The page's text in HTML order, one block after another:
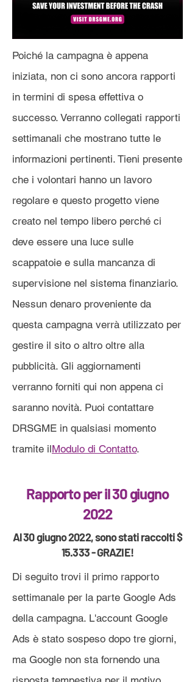
Poiché la campagna è appena
iniziata, non ci sono ancora rapporti
in termini di spesa effettiva o
successo. Verranno collegati rapporti
settimanali che mostrano tutte le
informazioni pertinenti. Tieni presente
che i volontari hanno un lavoro
regolare e questo progetto viene
creato nel tempo libero perché ci
deve essere una luce sulle
scappatoie e sulla mancanza di
supervisione nel sistema finanziario.
Nessun denaro proveniente da
questa campagna verrà utilizzato per
gestire il sito o altro oltre alla
pubblicità. Gli aggiornamenti
verranno forniti qui non appena ci
saranno novità. Puoi contattare
DRSGME in qualsiasi momento
tramite ilModulo di Contatto.
Rapporto per il 30 giugno
2022
Al 30 giugno 2022, sono stati raccolti $
15.333 - GRAZIE!
Di seguito trovi il primo rapporto
settimanale per la parte Google Ads
della campagna. L'account Google
Ads è stato sospeso dopo tre giorni,
ma Google non sta fornendo una